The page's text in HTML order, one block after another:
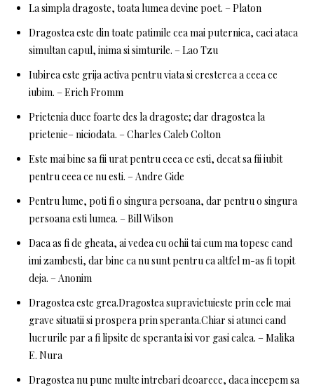
La simpla dragoste, toata lumea devine poet. – Platon
Dragostea este din toate patimile cea mai puternica, caci ataca
simultan capul, inima si simturile. – Lao Tzu
Iubirea este grija activa pentru viata si cresterea a ceea ce
iubim. – Erich Fromm
Prietenia duce foarte des la dragoste; dar dragostea la
prietenie– niciodata. – Charles Caleb Colton
Este mai bine sa fii urat pentru ceea ce esti, decat sa fii iubit
pentru ceea ce nu esti. – Andre Gide
Pentru lume, poti fi o singura persoana, dar pentru o singura
persoana esti lumea. – Bill Wilson
Daca as fi de gheata, ai vedea cu ochii tai cum ma topesc cand
imi zambesti, dar bine ca nu sunt pentru ca altfel m-as fi topit
deja. – Anonim
Dragostea este grea.Dragostea supravietuieste prin cele mai
grave situatii si prospera prin speranta.Chiar si atunci cand
lucrurile par a fi lipsite de speranta isi vor gasi calea. – Malika
E. Nura
Dragostea nu pune multe intrebari deoarece, daca incepem sa